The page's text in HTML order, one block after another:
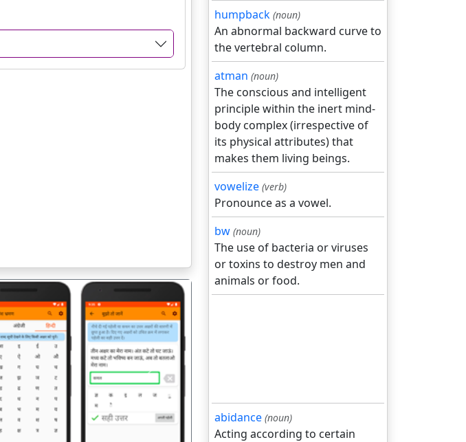
अगला
humpback (noun)
An abnormal backward curve to
the vertebral column.
atman (noun)
The conscious and intelligent
principle within the inert mind-
body complex (irrespective of
its physical attributes) that
makes them living beings.
vowelize (verb)
Pronounce as a vowel.
bw (noun)
The use of bacteria or viruses
or toxins to destroy men and
animals or food.
abidance (noun)
Acting according to certain